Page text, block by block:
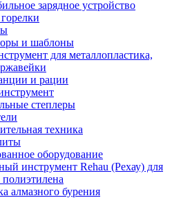
зарядное устройство
и шаблоны
для металлопластика,
и рации
степлеры
техника
оборудование
инструмент Rehau (Рехау) для
алмазного бурения